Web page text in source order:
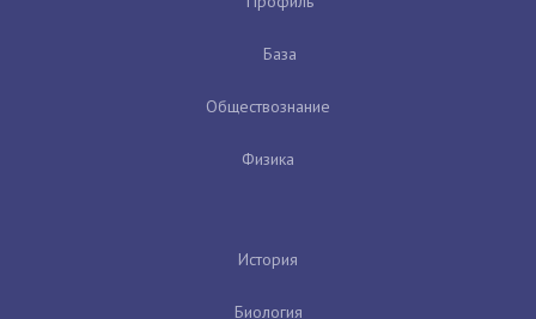
База
Обществознание
Физика
История
Биология